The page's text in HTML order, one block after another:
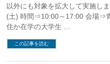
以外にも対象を拡大して実施し
(土) 時間⇒10:00～17:00 会場⇒
住か在学の大学生 …
この記事を読む